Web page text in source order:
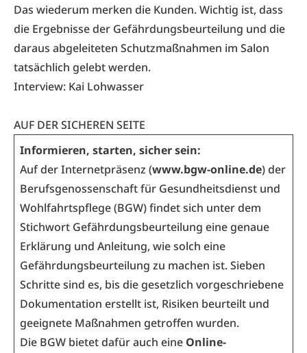
Das wiederum merken die Kunden. Wichtig ist, dass
die Ergebnisse der Gefährdungsbeurteilung und die
daraus abgeleiteten Schutzmaßnahmen im Salon
tatsächlich gelebt werden.
Interview: Kai Lohwasser
AUF DER SICHEREN SEITE
Informieren, starten, sicher sein:
Auf der Internetpräsenz (www.bgw-online.de) der
Berufsgenossenschaft für Gesundheitsdienst und
Wohlfahrtspflege (BGW) findet sich unter dem
Stichwort Gefährdungsbeurteilung eine genaue
Erklärung und Anleitung, wie solch eine
Gefährdungsbeurteilung zu machen ist. Sieben
Schritte sind es, bis die gesetzlich vorgeschriebene
Dokumentation erstellt ist, Risiken beurteilt und
geeignete Maßnahmen getroffen wurden.
Die BGW bietet dafür auch eine Online-